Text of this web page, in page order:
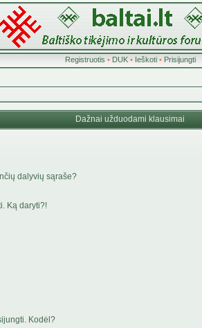
Registruotis • DUK• Ieškoti• Prisijungti
Dažnai užduodami klausimai
dalyvių sąraše?
Ką daryti?!
Kodėl?